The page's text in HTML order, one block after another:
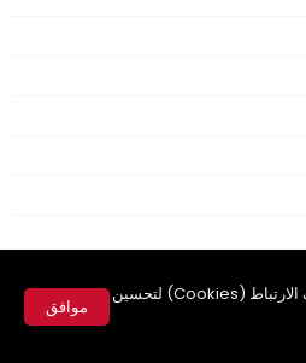
يستخدم هذا الموقع ملفات تعريف الارتباط (Cookies) لتحسين
موافق